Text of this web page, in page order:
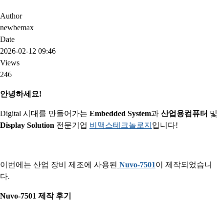
Author
newbemax
Date
2026-02-12 09:46
Views
246
안녕하세요!
Digital 시대를 만들어가는 Embedded System과 산업용컴퓨터 및
Display Solution 전문기업 비맥스테크놀로지 입니다!
이번에는 산업 장비 제조에 사용된 Nuvo-7501이 제작되었습니
다.
Nuvo-7501 제작 후기